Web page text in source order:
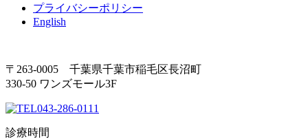
プライバシーポリシー
English
〒263-0005 千葉県千葉市稲毛区長沼町
330-50 ワンズモール3F
043-286-0111
診療時間